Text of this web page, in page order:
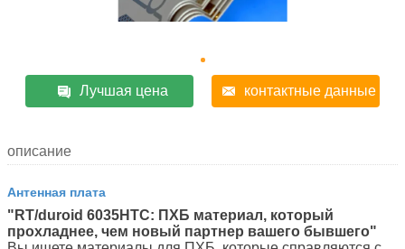
Лучшая цена контактные данные
описание
Антенная плата
"RT/duroid 6035HTC: ПХБ материал, который
прохладнее, чем новый партнер вашего бывшего"